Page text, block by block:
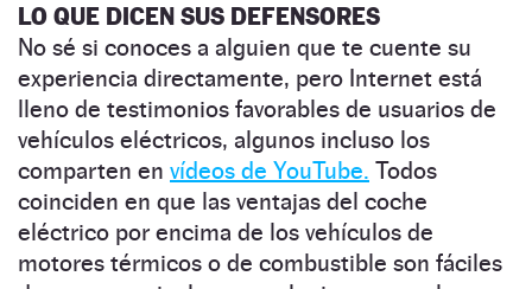
LO QUE DICEN SUS DEFENSORES
No sé si conoces a alguien que te cuente su
experiencia directamente, pero Internet está
lleno de testimonios favorables de usuarios de
vehículos eléctricos, algunos incluso los
comparten en vídeos de YouTube. Todos
coinciden en que las ventajas del coche
eléctrico por encima de los vehículos de
motores térmicos o de combustible son fáciles